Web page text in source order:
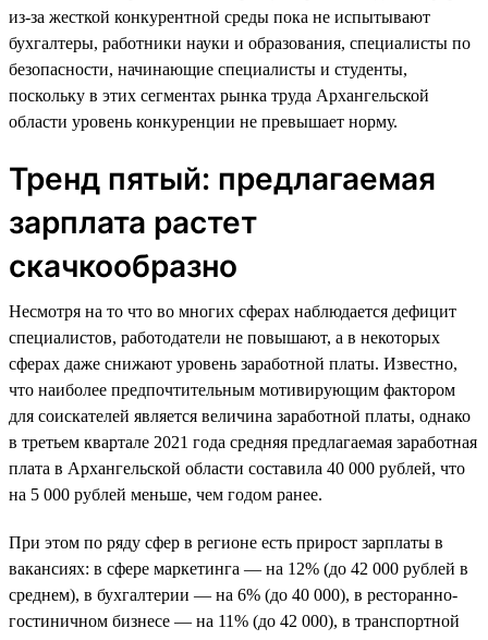
из-за жесткой конкурентной среды пока не испытывают
бухгалтеры, работники науки и образования, специалисты по
безопасности, начинающие специалисты и студенты,
поскольку в этих сегментах рынка труда Архангельской
области уровень конкуренции не превышает норму.
Тренд пятый: предлагаемая
зарплата растет
скачкообразно
Несмотря на то что во многих сферах наблюдается дефицит
специалистов, работодатели не повышают, а в некоторых
сферах даже снижают уровень заработной платы. Известно,
что наиболее предпочтительным мотивирующим фактором
для соискателей является величина заработной платы, однако
в третьем квартале 2021 года средняя предлагаемая заработная
плата в Архангельской области составила 40 000 рублей, что
на 5 000 рублей меньше, чем годом ранее.
При этом по ряду сфер в регионе есть прирост зарплаты в
вакансиях: в сфере маркетинга — на 12% (до 42 000 рублей в
среднем), в бухгалтерии — на 6% (до 40 000), в ресторанно-
гостиничном бизнесе — на 11% (до 42 000), в транспортной